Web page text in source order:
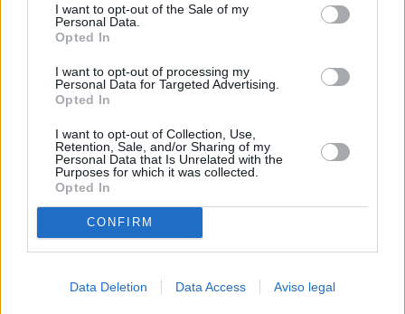
cualquier momento entrando de nuevo en este sitio web o
visitando nuestra política de privacidad.
I want to opt-out of the Sale of my
Personal Data.
Opted In
I want to opt-out of processing my
Personal Data for Targeted Advertising.
Opted In
I want to opt-out of Collection, Use,
Retention, Sale, and/or Sharing of my
Personal Data that Is Unrelated with the
Purposes for which it was collected.
Opted In
CONFIRM
Data Deletion Data Access Aviso legal